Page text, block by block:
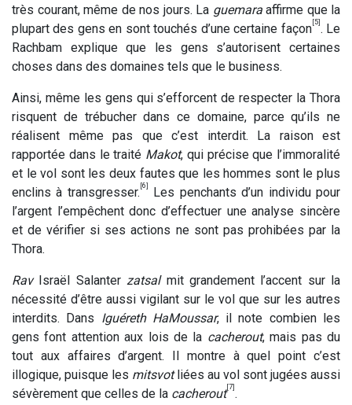
très courant, même de nos jours. La guemaraaffirme que la
plupart des gens en sont touchés d’une certaine façon [5] . Le
Rachbam explique que les gens s’autorisent certaines
choses dans des domaines tels que le business.
Ainsi, même les gens qui s’efforcent de respecter la Thora
risquent de trébucher dans ce domaine, parce qu’ils ne
réalisent même pas que c’est interdit. La raison est
rapportée dans le traité Makot, qui précise que l’immoralité
et le vol sont les deux fautes que les hommes sont le plus
enclins à transgresser. [6]
Les penchants d’un individu pour
l’argent l’empêchent donc d’effectuer une analyse sincère
et de vérifier si ses actions ne sont pas prohibées par la
Thora.
RavIsraël Salanter zatsalmit grandement l’accent sur la
nécessité d’être aussi vigilant sur le vol que sur les autres
interdits. Dans Iguéreth HaMoussar, il note combien les
gens font attention aux lois de la cacherout, mais pas du
tout aux affaires d’argent. Il montre à quel point c’est
illogique, puisque les mitsvotliées au vol sont jugées aussi
sévèrement que celles de la cacherout [7] .